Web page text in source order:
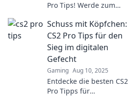
Pro Tips! Werde zum
meistere den Teamgeist,
um jede Runde zu
rocken!
Schuss mit Köpfchen:
CS2 Pro Tips für den
Sieg im digitalen
Gefecht
Gaming Aug 10, 2025
Entdecke die besten CS2
Pro Tipps für